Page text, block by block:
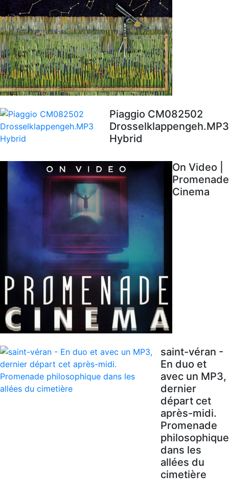
Piaggio CM082502
Drosselklappengeh.MP3
Hybrid
On Video |
Promenade
Cinema
saint-véran -
En duo et
avec un MP3,
dernier
départ cet
après-midi.
Promenade
philosophique
dans les
allées du
cimetière